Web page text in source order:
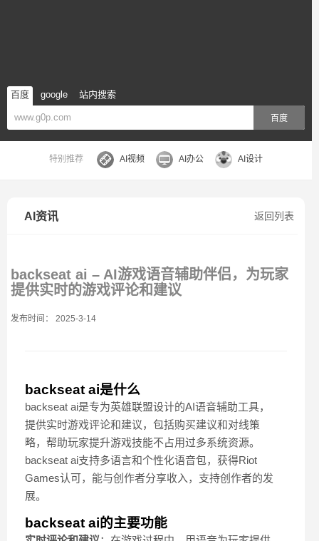
百度 google 站内搜索
百度
特别推荐 AI视频 AI办公 AI设计
返回列表
AI资讯
backseat ai – AI游戏语音辅助伴侣，为玩家
提供实时的游戏评论和建议
发布时间： 2025-3-14
backseat ai是什么
backseat ai是专为英雄联盟设计的AI语音辅助工具，
提供实时游戏评论和建议，包括购买建议和对线策
略，帮助玩家提升游戏技能不占用过多系统资源。
backseat ai支持多语言和个性化语音包，获得Riot
Games认可，能与创作者分享收入，支持创作者的发
展。
backseat ai的主要功能